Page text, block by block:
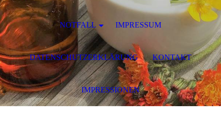
NOTFALL IMPRESSUM
DATENSCHUTZERKLÄRUNG KONTAKT
IMPRESSIONEN